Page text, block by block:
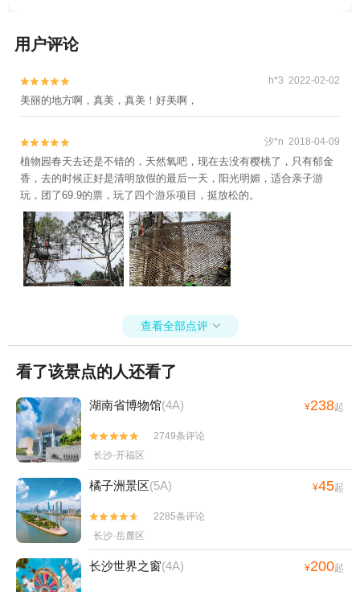
用户评论

 h*3 2022-02-02
美丽的地方啊，真美，真美！好美啊，

 汐*n 2018-04-09
植物园春天去还是不错的，天然氧吧，现在去没有樱桃了，只有郁金
香，去的时候正好是清明放假的最后一天，阳光明媚，适合亲子游
玩，团了69.9的票，玩了四个游乐项目，挺放松的。
查看全部点评 
看了该景点的人还看了
湖南省博物馆(4A) ¥238起


2749条评论
长沙·开福区
橘子洲景区(5A) ¥45起


2285条评论
长沙·岳麓区
长沙世界之窗(4A) ¥200起